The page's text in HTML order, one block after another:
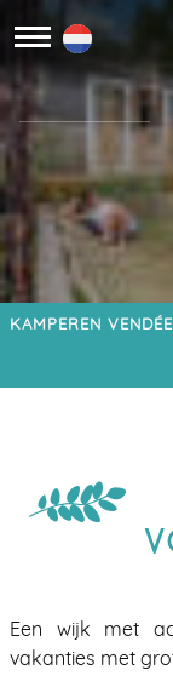
KAMPEREN VENDÉE
Een wijk met
vakanties met